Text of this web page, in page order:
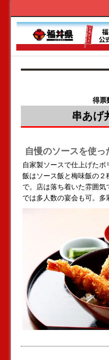
得票
串あげ
自慢のソースを使
自家製ソースで仕上げた
飯はソース飯と梅味飯の
で。店は落ち着いた雰囲
では多人数の宴会も可。多